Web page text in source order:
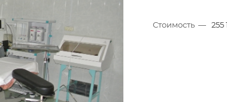
Стоимость — 255